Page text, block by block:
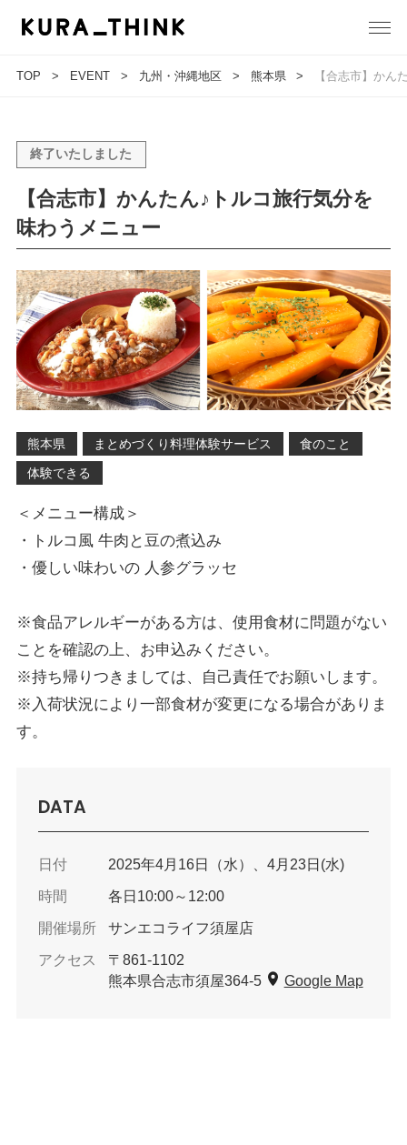
TOP EVENT 九州・沖縄地区 熊本県 【合志市】かん
終了いたしました
【合志市】かんたん♪トルコ旅行気分を
味わうメニュー
熊本県 まとめづくり料理体験サービス
食のこと
体験できる
＜メニュー構成＞
・トルコ風 牛肉と豆の煮込み
・優しい味わいの 人参グラッセ
※食品アレルギーがある方は、使用食材に問題がない
ことを確認の上、お申込みください。
※持ち帰りつきましては、自己責任でお願いします。
※入荷状況により一部食材が変更になる場合がありま
す。
DATA
日付 2025年4月16日（水）、4月23日(水)
時間 各日10:00～12:00
開催場所 サンエコライフ須屋店
アクセス
〒861-1102
熊本県合志市須屋364-5
Google Map